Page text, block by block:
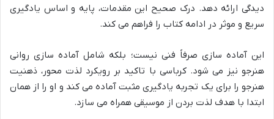
دیدگی ارائه دهد. درک صحیح این مقدمات، پایه و اساس یادگیری
سریع و موثر در ادامه کتاب را فراهم می کند.
این آماده سازی صرفاً فنی نیست؛ بلکه شامل آماده سازی روانی
هنرجو نیز می شود. کرباسی با تاکید بر رویکرد لذت محور، ذهنیت
هنرجو را برای یک تجربه یادگیری مثبت آماده می کند و او را از همان
ابتدا با هدف لذت بردن از موسیقی همراه می سازد.